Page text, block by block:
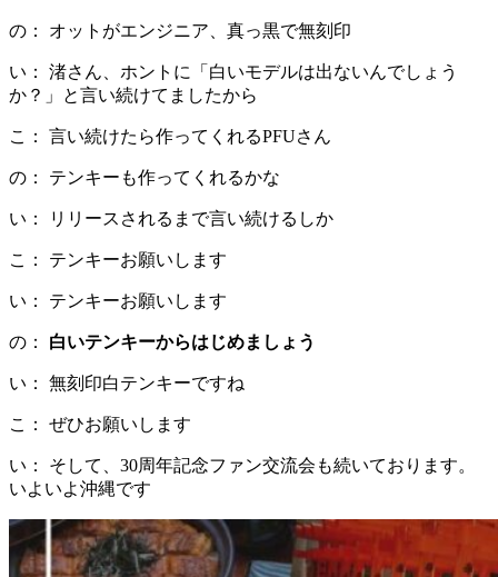
の： オットがエンジニア、真っ黒で無刻印
い： 渚さん、ホントに「白いモデルは出ないんでしょう
か？」と言い続けてましたから
こ： 言い続けたら作ってくれるPFUさん
の： テンキーも作ってくれるかな
い： リリースされるまで言い続けるしか
こ： テンキーお願いします
い： テンキーお願いします
の： 白いテンキーからはじめましょう
い： 無刻印白テンキーですね
こ： ぜひお願いします
い： そして、30周年記念ファン交流会も続いております。
いよいよ沖縄です